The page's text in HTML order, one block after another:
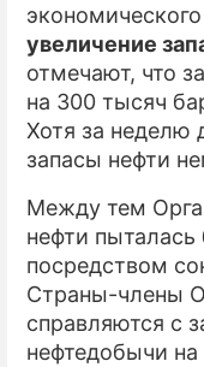
увеличение
отмечают, что
на 300 тысяч
Хотя за неделю
запасы нефти
Между тем
нефти пыталась
посредством
Страны-члены
справляются с
нефтедобычи